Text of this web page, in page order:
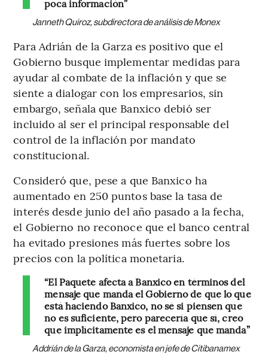
poca información”
Janneth Quiroz, subdirectora de análisis de Monex
Para Adrián de la Garza es positivo que el
Gobierno busque implementar medidas para
ayudar al combate de la inflación y que se
siente a dialogar con los empresarios, sin
embargo, señala que Banxico debió ser
incluido al ser el principal responsable del
control de la inflación por mandato
constitucional.
Consideró que, pese a que Banxico ha
aumentado en 250 puntos base la tasa de
interés desde junio del año pasado a la fecha,
el Gobierno no reconoce que el banco central
ha evitado presiones más fuertes sobre los
precios con la política monetaria.
“El Paquete afecta a Banxico en términos del
mensaje que manda el Gobierno de que lo que
está haciendo Banxico, no sé si piensen que
no es suficiente, pero parecería que sí, creo
que implícitamente es el mensaje que manda”
Addrián de la Garza, economista en jefe de Citibanamex